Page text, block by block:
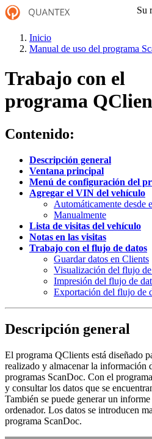
Su
Inicio
Manual de uso del programa
Trabajo con el
programa
Contenido:
Descripción general
Ventana principal
Menú de configuración del
Agregar el VIN del vehículo
Automáticamente desde
Manualmente
Lista de visitas del vehículo
Notas en las visitas
Trabajo con el flujo de datos
Guardar datos en Clients
Visualización del flujo
Impresión del flujo de
Exportación del flujo de
Descripción general
El programa QClients está diseñado
realizado y almacenar la información
programas ScanDoc. Con el
y consultar los datos que se
También se puede generar un
ordenador. Los datos se introducen
programa ScanDoc.